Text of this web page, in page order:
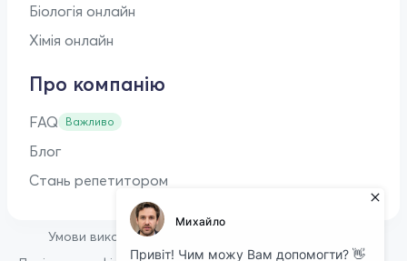
Біологія онлайн
Хімія онлайн
Про компанію
FAQ Важливо
Блог
Стань репетитором
Умови використання